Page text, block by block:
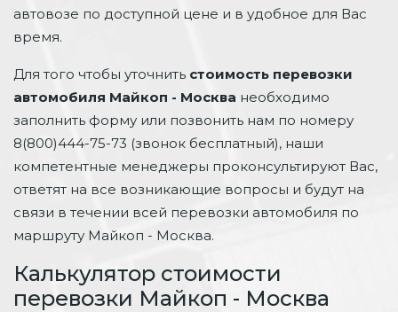
автовозе по доступной цене и в удобное для Вас
время.
Для того чтобы уточнить стоимость перевозки
автомобиля Майкоп - Москва необходимо
заполнить форму или позвонить нам по номеру
8(800)444-75-73 (звонок бесплатный), наши
компетентные менеджеры проконсультируют Вас,
ответят на все возникающие вопросы и будут на
связи в течении всей перевозки автомобиля по
маршруту Майкоп - Москва.
Калькулятор стоимости
перевозки Майкоп - Москва